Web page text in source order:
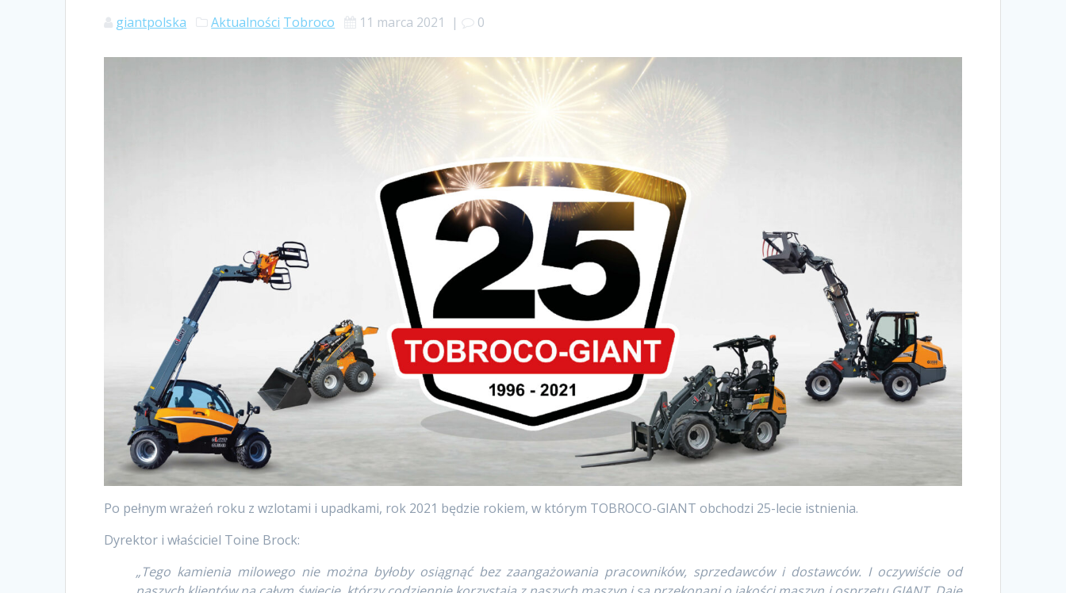
giantpolska Aktualności Tobroco 11 marca 2021 | 0
Po pełnym wrażeń roku z wzlotami i upadkami, rok 2021 będzie rokiem, w którym TOBROCO-GIANT obchodzi 25-lecie istnienia.
Dyrektor i właściciel Toine Brock:
„Tego kamienia milowego nie można byłoby osiągnąć bez zaangażowania pracowników, sprzedawców i dostawców. I oczywiście od